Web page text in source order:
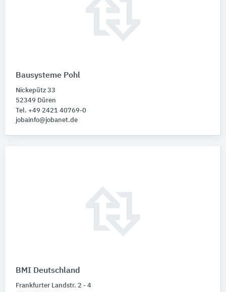
Bausysteme Pohl
Nickepütz 33
52349 Düren
Tel. +49 2421 40769-0
jobainfo@jobanet.de
BMI Deutschland
Frankfurter Landstr. 2 - 4